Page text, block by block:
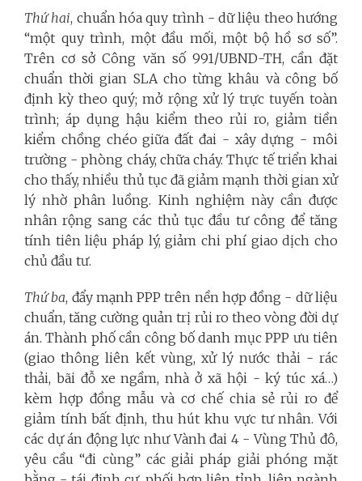
Thứ hai, chuẩn hóa quy trình - dữ liệu theo hướng
“một quy trình, một đầu mối, một bộ hồ sơ số”.
Trên cơ sở Công văn số 991/UBND-TH, cần đặt
chuẩn thời gian SLA cho từng khâu và công bố
định kỳ theo quý; mở rộng xử lý trực tuyến toàn
trình; áp dụng hậu kiểm theo rủi ro, giảm tiền
kiểm chồng chéo giữa đất đai - xây dựng - môi
trường - phòng cháy, chữa cháy. Thực tế triển khai
cho thấy, nhiều thủ tục đã giảm mạnh thời gian xử
lý nhờ phân luồng. Kinh nghiệm này cần được
nhân rộng sang các thủ tục đầu tư công để tăng
tính tiên liệu pháp lý, giảm chi phí giao dịch cho
chủ đầu tư.
Thứ ba, đẩy mạnh PPP trên nền hợp đồng - dữ liệu
chuẩn, tăng cường quản trị rủi ro theo vòng đời dự
án. Thành phố cần công bố danh mục PPP ưu tiên
(giao thông liên kết vùng, xử lý nước thải - rác
thải, bãi đỗ xe ngầm, nhà ở xã hội - ký túc xá…)
kèm hợp đồng mẫu và cơ chế chia sẻ rủi ro để
giảm tính bất định, thu hút khu vực tư nhân. Với
các dự án động lực như Vành đai 4 - Vùng Thủ đô,
yêu cầu “đi cùng” các giải pháp giải phóng mặt